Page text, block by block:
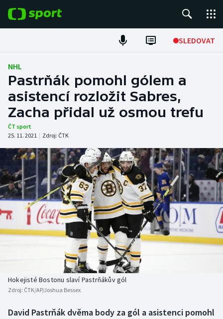
SLEDOVAT
Fotbal
Hokej
Tenis
Atletika
Cyklistika
DALŠÍ SPORTY
Americký fotbal
Baseball a softbal
Biatlon
NEPŘEHLÉDNĚTE
Soutěže
Historické návraty
Aplikace ČT sport
NHL
Pastrňák pomohl gólem a
asistencí rozložit Sabres,
Zacha přidal už osmou trefu
ČT sport
25. 11. 2021 | Zdroj: ČTK
Hokejisté Bostonu slaví Pastrňákův gól
Zdroj: ČTK/AP/Joshua Bessex
David Pastrňák dvěma body za gól a asistenci pomohl